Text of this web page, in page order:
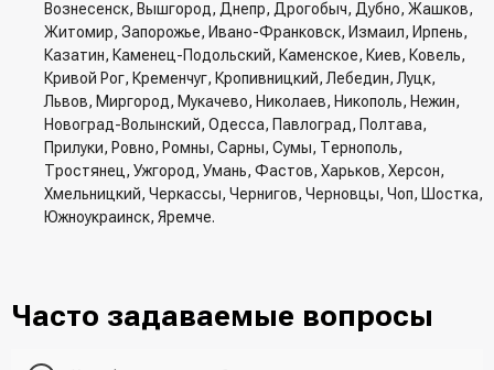
Вознесенск, Вышгород, Днепр, Дрогобыч, Дубно, Жашков,
Житомир, Запорожье, Ивано-Франковск, Измаил, Ирпень,
Казатин, Каменец-Подольский, Каменское, Киев, Ковель,
Кривой Рог, Кременчуг, Кропивницкий, Лебедин, Луцк,
Львов, Миргород, Мукачево, Николаев, Никополь, Нежин,
Новоград-Волынский, Одесса, Павлоград, Полтава,
Прилуки, Ровно, Ромны, Сарны, Сумы, Тернополь,
Тростянец, Ужгород, Умань, Фастов, Харьков, Херсон,
Хмельницкий, Черкассы, Чернигов, Черновцы, Чоп, Шостка,
Южноукраинск, Яремче.
Часто задаваемые вопросы